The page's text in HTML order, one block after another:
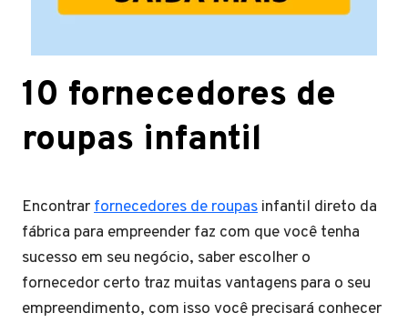
10 fornecedores de
roupas infantil
Encontrarfornecedores de roupas infantil direto da
fábrica para empreender faz com que você tenha
sucesso em seu negócio, saber escolher o
fornecedor certo traz muitas vantagens para o seu
empreendimento, com isso você precisará conhecer